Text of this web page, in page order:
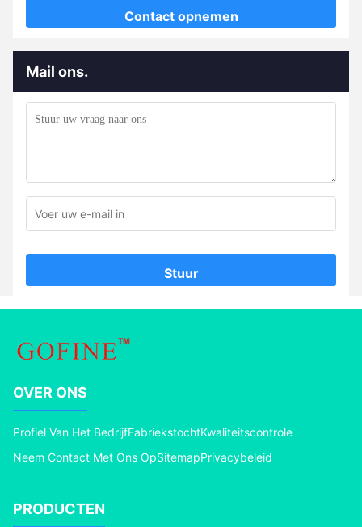
Contact opnemen
Mail ons.
Stuur
OVER ONS
Profiel Van Het BedrijfFabriekstochtKwaliteitscontrole
Neem Contact Met Ons OpSitemapPrivacybeleid
PRODUCTEN